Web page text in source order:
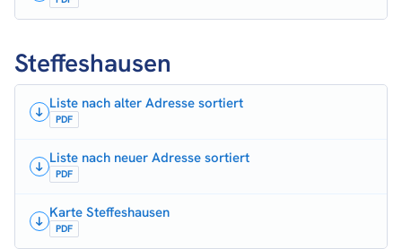
Steffeshausen
Liste nach alter Adresse sortiert
PDF
Liste nach neuer Adresse sortiert
PDF
Karte Steffeshausen
PDF